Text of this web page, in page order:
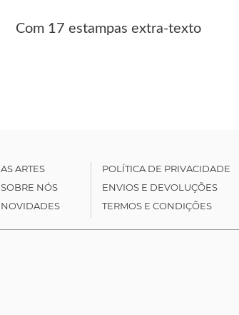
Com 17 estampas extra-texto
AS ARTES
SOBRE NÓS
NOVIDADES
POLÍTICA DE PRIVACIDADE
ENVIOS E DEVOLUÇÕES
TERMOS E CONDIÇÕES